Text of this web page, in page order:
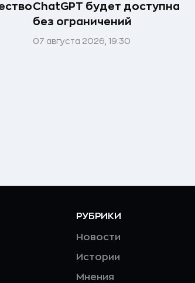
ChatGPT будет доступна
без ограничений
07 августа 2026, 19:30
РУБРИКИ
Новости
Истории
Мнения